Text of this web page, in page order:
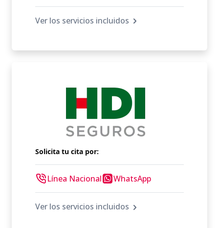
Ver los servicios incluidos
Solicita tu cita por:
Línea Nacional WhatsApp
Ver los servicios incluidos